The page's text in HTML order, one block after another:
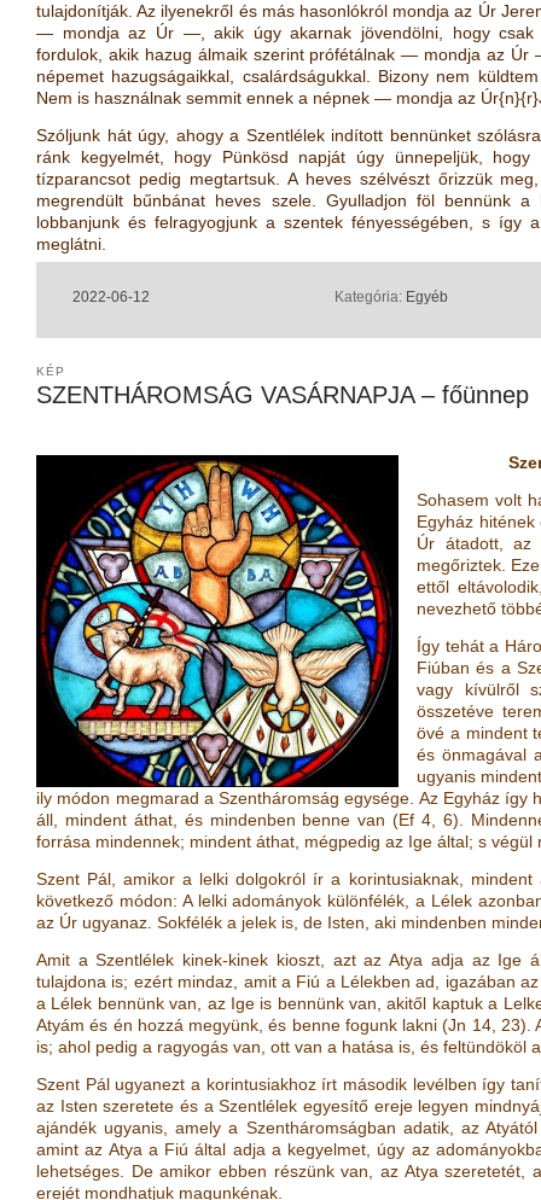
tulajdonítják. Az ilyenekről és más hasonlókról mondja az Úr
— mondja az Úr —, akik úgy akarnak jövendölni, hogy csak
fordulok, akik hazug álmaik szerint prófétálnak — mondja az
népemet hazugságaikkal, csalárdságukkal. Bizony nem
Nem is használnak semmit ennek a népnek — mondja az
Szóljunk hát úgy, ahogy a Szentlélek indított bennünket
ránk kegyelmét, hogy Pünkösd napját úgy ünnepeljük,
tízparancsot pedig megtartsuk. A heves szélvészt őrizzük
megrendült bűnbánat heves szele. Gyulladjon föl bennünk
lobbanjunk és felragyogjunk a szentek fényességében, s így
meglátni.
2022-06-12 Kategória: Egyéb
SZENTHÁROMSÁG VASÁRNAPJA – főünnep
KÉP
Sohasem volt
Egyház
Úr átadott, az
megőriztek.
ettől
nevezhető
Így tehát a
Fiúban és a
vagy kívülről
összetéve
övé a mindent
és önmagával
ugyanis
ily módon megmarad a Szentháromság egysége. Az Egyház így
áll, mindent áthat, és mindenben benne van(Ef 4, 6) .
forrása mindennek; mindent áthat, mégpedig az Ige által; s
Szent Pál, amikor a lelki dolgokról ír a korintusiaknak,
következő módon: A lelki adományok különfélék, a Lélek
az Úr ugyanaz. Sokfélék a jelek is, de Isten, aki mindenben
Amit a Szentlélek kinek-kinek kioszt, azt az Atya adja az Ige
tulajdona is; ezért mindaz, amit a Fiú a Lélekben ad, igazában
a Lélek bennünk van, az Ige is bennünk van, akitől kaptuk a
Atyám és én hozzá megyünk, és benne fogunk lakni(Jn 14, 23)
is; ahol pedig a ragyogás van, ott van a hatása is, és feltündököl
Szent Pál ugyanezt a korintusiakhoz írt második levélben így
az Isten szeretete és a Szentlélek egyesítő ereje legyen
ajándék ugyanis, amely a Szentháromságban adatik, az
amint az Atya a Fiú által adja a kegyelmet, úgy az
lehetséges. De amikor ebben részünk van, az Atya szeretetét,
erejét mondhatjuk magunkénak.